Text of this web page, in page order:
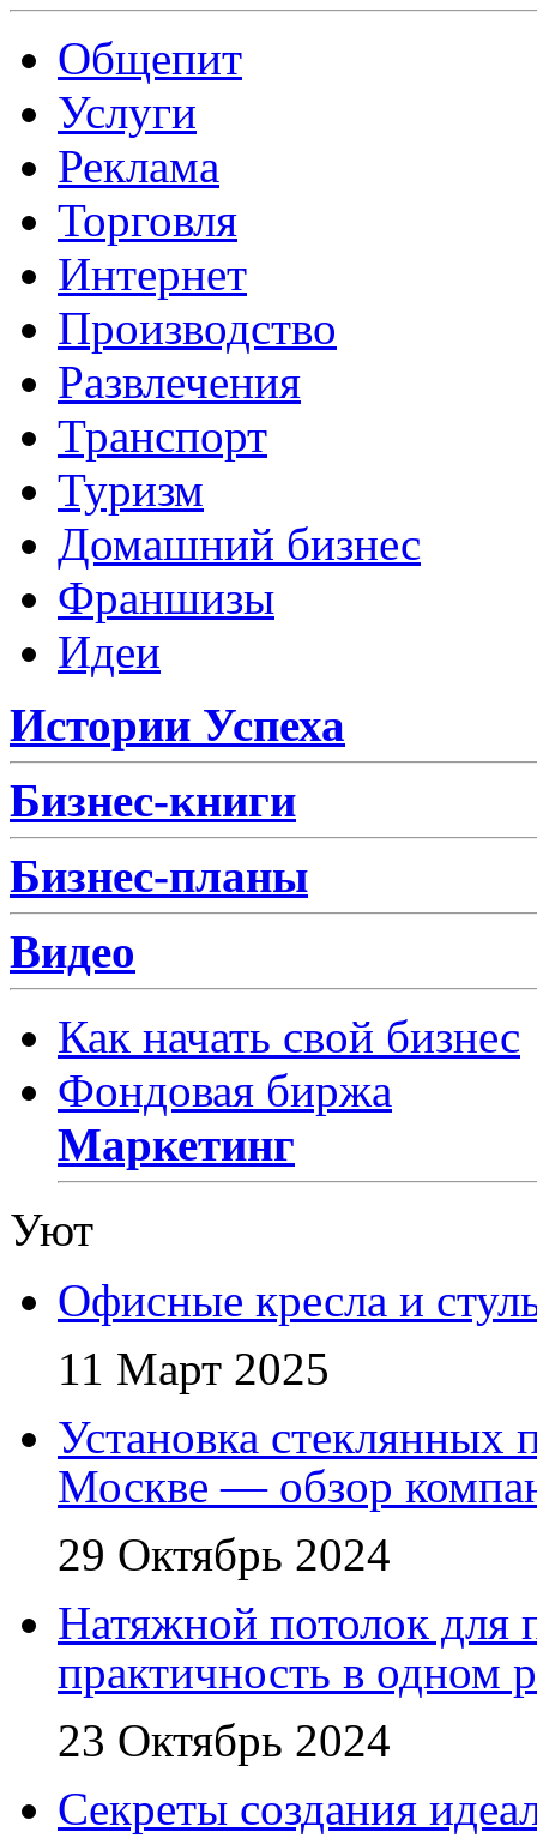
Общепит
Услуги
Реклама
Торговля
Интернет
Производство
Развлечения
Транспорт
Туризм
Домашний бизнес
Франшизы
Идеи
Истории Успеха
Бизнес-книги
Бизнес-планы
Видео
Как начать свой бизнес
Фондовая биржа
Маркетинг
Уют
Офисные кресла и
11 Март 2025
Установка стеклянных
Москве — обзор
29 Октябрь 2024
Натяжной потолок для
практичность в одном
23 Октябрь 2024
Секреты создания